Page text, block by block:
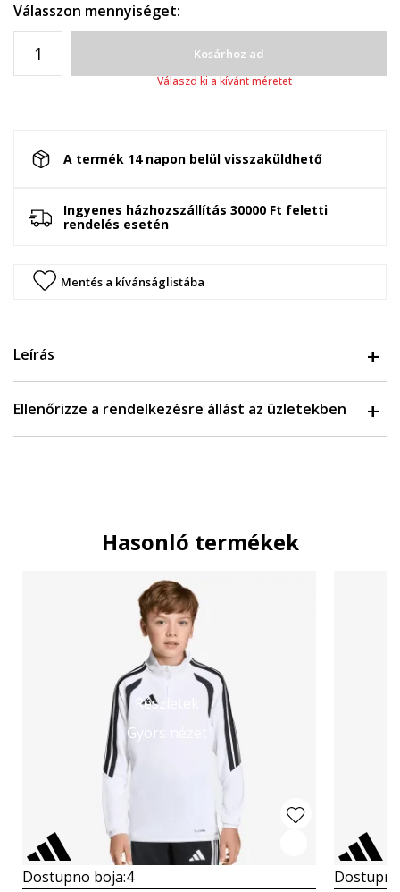
Válasszon mennyiséget:
Kosárhoz ad
Válaszd ki a kívánt méretet
A termék 14 napon belül visszaküldhető
Ingyenes házhozszállítás 30000 Ft feletti
rendelés esetén
Mentés a kívánságlistába
Leírás
Ellenőrizze a rendelkezésre állást az üzletekben
Hasonló termékek
Részletek
Gyors nézet
Dostupno boja:4